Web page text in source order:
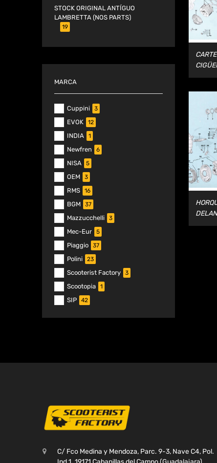
STOCK ORIGINAL ANTÍGUO
LAMBRETTA (NOS PARTS)
19
MARCA
Cuppini 3
EVOK 12
INDIA 1
Newfren 6
NISA 5
OEM 3
RMS 16
BGM 37
Mazzucchelli 3
Mec-Eur 5
Piaggio 37
Polini 23
Scooterist Factory 3
Scootopia 1
SIP 42
C/ Fco Medina y Mendoza, Parc. 9-3, Nave C4, Pol.